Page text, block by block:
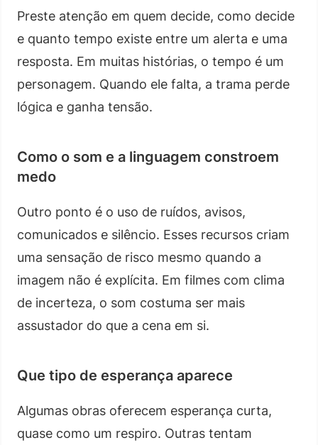
Preste atenção em quem decide, como decide
e quanto tempo existe entre um alerta e uma
resposta. Em muitas histórias, o tempo é um
personagem. Quando ele falta, a trama perde
lógica e ganha tensão.
Como o som e a linguagem constroem
medo
Outro ponto é o uso de ruídos, avisos,
comunicados e silêncio. Esses recursos criam
uma sensação de risco mesmo quando a
imagem não é explícita. Em filmes com clima
de incerteza, o som costuma ser mais
assustador do que a cena em si.
Que tipo de esperança aparece
Algumas obras oferecem esperança curta,
quase como um respiro. Outras tentam